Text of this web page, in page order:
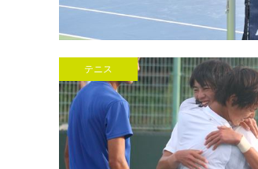
テニス